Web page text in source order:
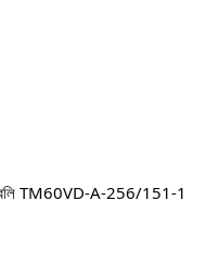
TM60VD-A-256/151-1